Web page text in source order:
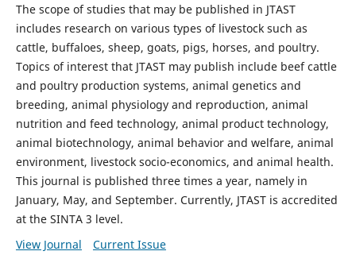
The scope of studies that may be published in JTAST
includes research on various types of livestock such as
cattle, buffaloes, sheep, goats, pigs, horses, and poultry.
Topics of interest that JTAST may publish include beef cattle
and poultry production systems, animal genetics and
breeding, animal physiology and reproduction, animal
nutrition and feed technology, animal product technology,
animal biotechnology, animal behavior and welfare, animal
environment, livestock socio-economics, and animal health.
This journal is published three times a year, namely in
January, May, and September. Currently, JTAST is accredited
at the SINTA 3 level.
View Journal
Current Issue